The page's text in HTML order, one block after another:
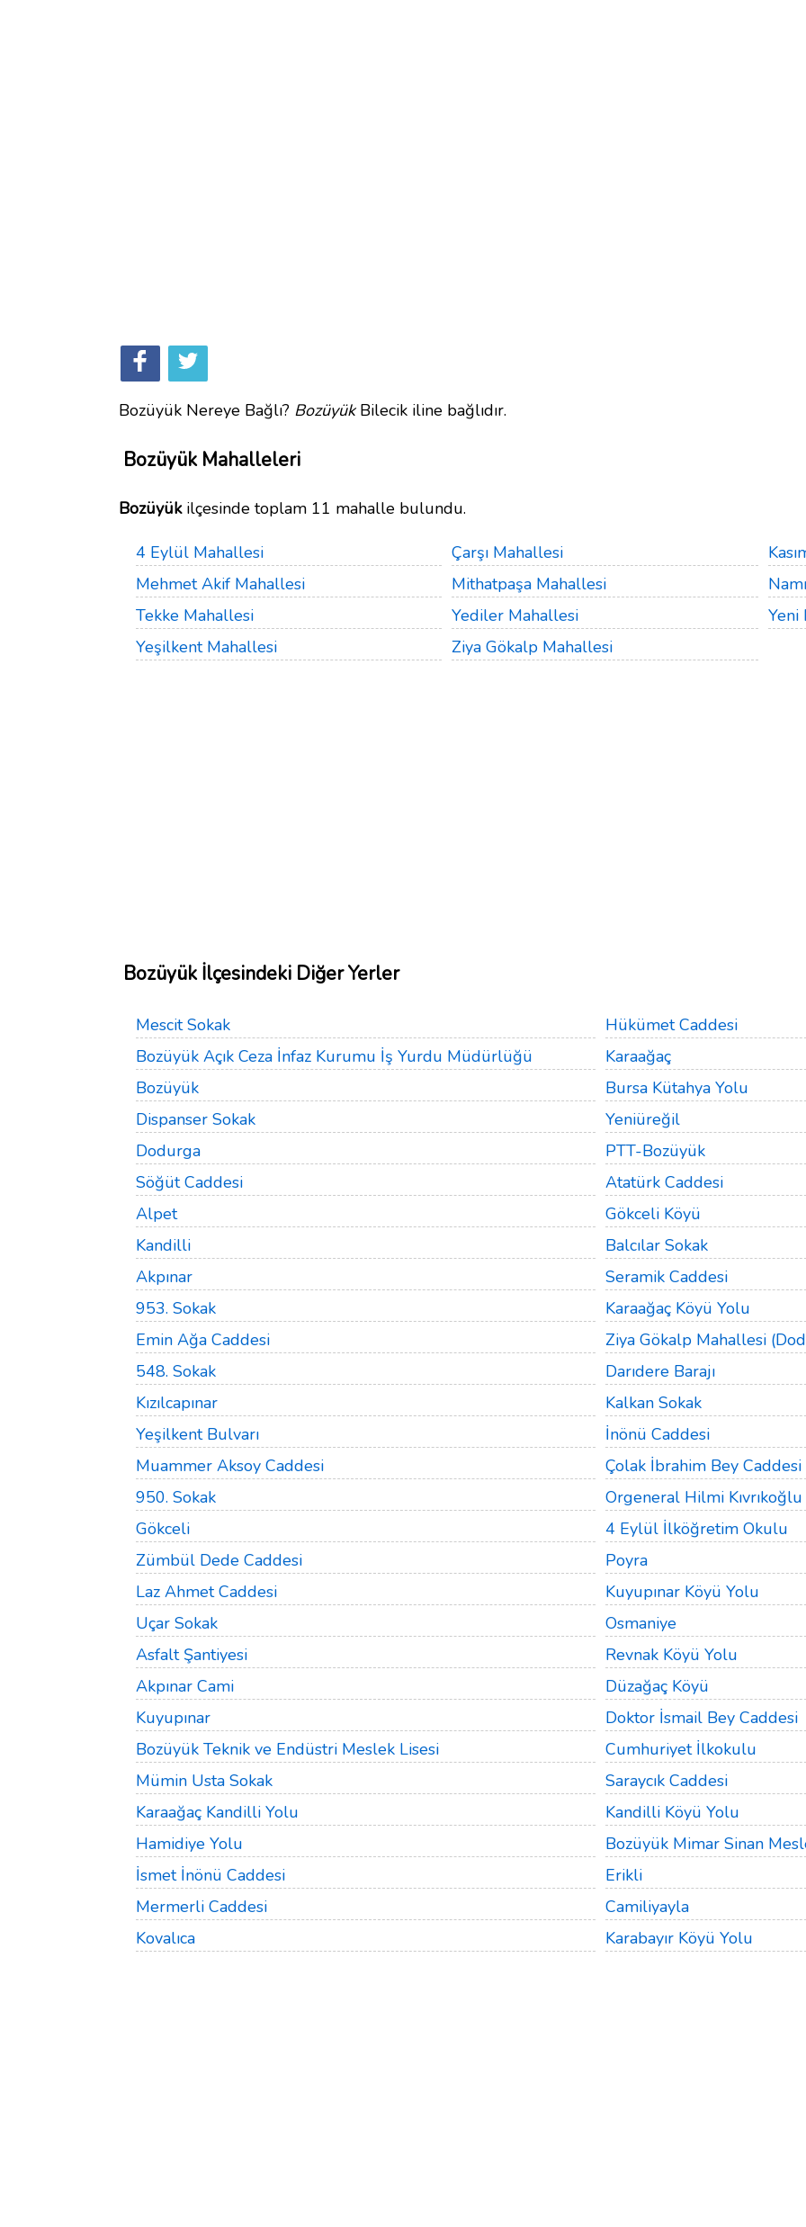
Bozüyük Nereye Bağlı? BozüyükBilecik iline bağlıdır.
Bozüyük Mahalleleri
Bozüyükilçesinde toplam 11 mahalle bulundu.
4 Eylül Mahallesi Çarşı Mahallesi
Mehmet Akif Mahallesi
Mithatpaşa Mahallesi
Tekke Mahallesi
Yediler Mahallesi
Yeni
Yeşilkent Mahallesi
Ziya Gökalp Mahallesi
Bozüyük İlçesindeki Diğer Yerler
Mescit Sokak
Hükümet Caddesi
Bozüyük Açık Ceza İnfaz Kurumu İş Yurdu Müdürlüğü
Karaağaç
Bozüyük
Bursa Kütahya Yolu
Dispanser Sokak
Yeniüreğil
Dodurga
PTT-Bozüyük
Söğüt Caddesi
Atatürk Caddesi
Alpet
Gökceli Köyü
Kandilli
Balcılar Sokak
Akpınar
Seramik Caddesi
953. Sokak
Karaağaç Köyü Yolu
Emin Ağa Caddesi
Ziya Gökalp Mahallesi
548. Sokak
Darıdere Barajı
Kızılcapınar
Kalkan Sokak
Yeşilkent Bulvarı
İnönü Caddesi
Muammer Aksoy Caddesi
Çolak İbrahim Bey Caddesi
950. Sokak
Orgeneral Hilmi
Gökceli
4 Eylül İlköğretim Okulu
Zümbül Dede Caddesi
Poyra
Laz Ahmet Caddesi
Kuyupınar Köyü Yolu
Uçar Sokak
Osmaniye
Asfalt Şantiyesi
Revnak Köyü Yolu
Akpınar Cami
Düzağaç Köyü
Kuyupınar
Doktor İsmail Bey Caddesi
Bozüyük Teknik ve Endüstri Meslek Lisesi
Cumhuriyet İlkokulu
Mümin Usta Sokak
Saraycık Caddesi
Karaağaç Kandilli Yolu
Kandilli Köyü Yolu
Hamidiye Yolu
Bozüyük Mimar Sinan
İsmet İnönü Caddesi
Erikli
Mermerli Caddesi
Camiliyayla
Kovalıca
Karabayır Köyü Yolu